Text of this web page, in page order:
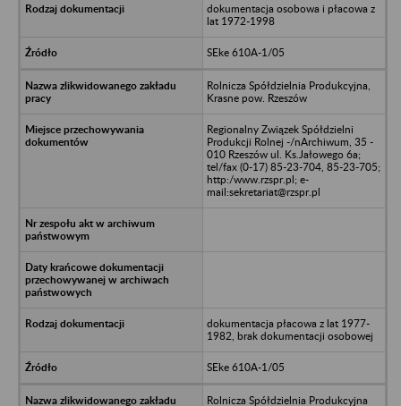
dokumentacja osobowa i płacowa z
lat 1972-1998
SEke 610A-1/05
Rolnicza Spółdzielnia Produkcyjna,
Krasne pow. Rzeszów
Regionalny Związek Spółdzielni
Produkcji Rolnej -/nArchiwum, 35 -
010 Rzeszów ul. Ks.Jałowego 6a;
tel/fax (0-17) 85-23-704, 85-23-705;
http:/www.rzspr.pl; e-
mail:sekretariat@rzspr.pl
dokumentacja płacowa z lat 1977-
1982, brak dokumentacji osobowej
SEke 610A-1/05
Rolnicza Spółdzielnia Produkcyjna